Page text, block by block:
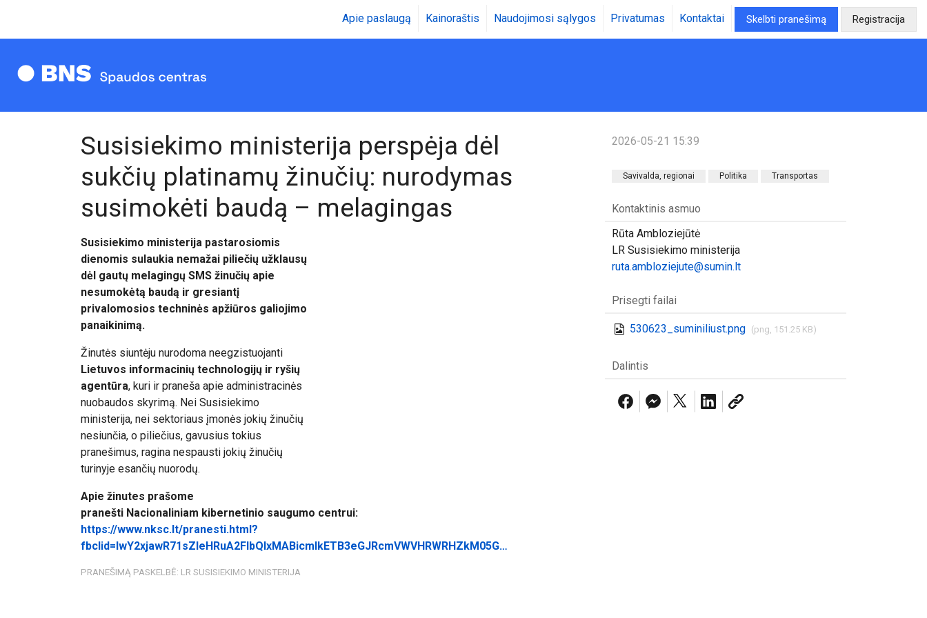
Apie paslaugą Kainoraštis Naudojimosi sąlygos Privatumas Kontaktai Skelbti pranešimą Registracija
Susisiekimo ministerija perspėja dėl
sukčių platinamų žinučių: nurodymas
susimokėti baudą – melagingas
Susisiekimo ministerija pastarosiomis
dienomis sulaukia nemažai piliečių užklausų
dėl gautų melagingų SMS žinučių apie
nesumokėtą baudą ir gresiantį
privalomosios techninės apžiūros galiojimo
panaikinimą.
Žinutės siuntėju nurodoma neegzistuojanti
Lietuvos informacinių technologijų ir ryšių
agentūra, kuri ir praneša apie administracinės
nuobaudos skyrimą. Nei Susisiekimo
ministerija, nei sektoriaus įmonės jokių žinučių
nesiunčia, o piliečius, gavusius tokius
pranešimus, ragina nespausti jokių žinučių
turinyje esančių nuorodų.
Apie žinutes prašome
pranešti Nacionaliniam kibernetinio saugumo centrui:
https://www.nksc.lt/pranesti.html?
fbclid=IwY2xjawR71sZleHRuA2FlbQIxMABicmlkETB3eGJRcmVWVHRWRHZkM05G…
PRANEŠIMĄ PASKELBĖ: LR SUSISIEKIMO MINISTERIJA
2026-05-21 15:39
Savivalda, regionai Politika Transportas
Kontaktinis asmuo
Rūta Ambloziejūtė
LR Susisiekimo ministerija
ruta.ambloziejute@sumin.lt
Prisegti failai
530623_suminiliust.png (png, 151.25 KB)
Dalintis